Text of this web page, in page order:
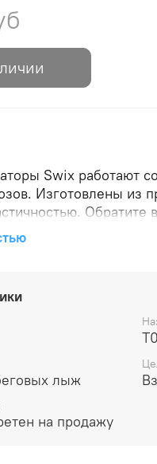
Swix работают
Изготовлены из
Обратите
лыж
на продажу